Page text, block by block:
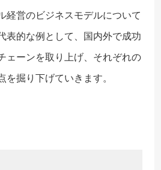
経営のビジネスモデルについて
表的な例として、国内外で成功
ェーンを取り上げ、それぞれの
を掘り下げていきます。